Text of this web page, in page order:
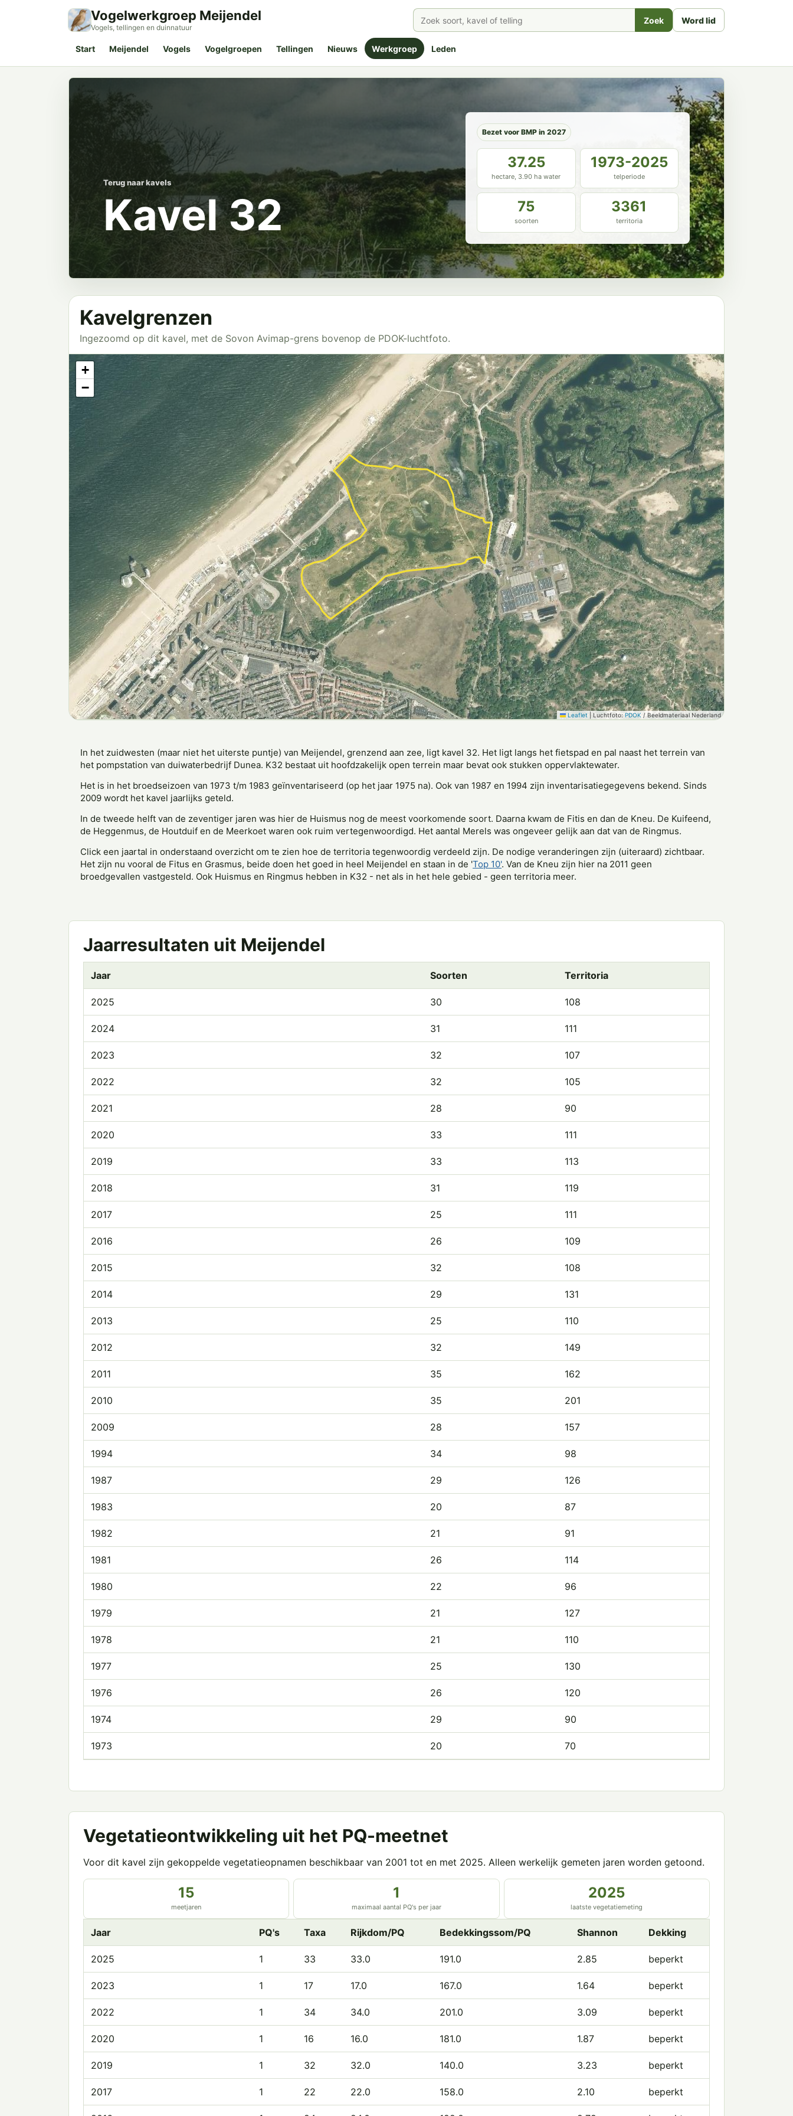
Vogelwerkgroep Meijendel
Vogels, tellingen en duinnatuur
Zoek Word lid
Start Meijendel Vogels Vogelgroepen Tellingen Nieuws Werkgroep Leden
Terug naar kavels
Kavel 32
Bezet voor BMP in 2027
37.25
hectare, 3.90 ha water
1973-2025
telperiode
75
soorten
3361
territoria
Kavelgrenzen
Ingezoomd op dit kavel, met de Sovon Avimap-grens bovenop de PDOK-luchtfoto.
+
−
Leaflet Luchtfoto: PDOK / Beeldmateriaal Nederland
In het zuidwesten (maar niet het uiterste puntje) van Meijendel, grenzend aan zee, ligt kavel 32. Het ligt langs het fietspad en pal naast het terrein van
het pompstation van duiwaterbedrijf Dunea. K32 bestaat uit hoofdzakelijk open terrein maar bevat ook stukken oppervlaktewater.
Het is in het broedseizoen van 1973 t/m 1983 geïnventariseerd (op het jaar 1975 na). Ook van 1987 en 1994 zijn inventarisatiegegevens bekend. Sinds
2009 wordt het kavel jaarlijks geteld.
In de tweede helft van de zeventiger jaren was hier de Huismus nog de meest voorkomende soort. Daarna kwam de Fitis en dan de Kneu. De Kuifeend,
de Heggenmus, de Houtduif en de Meerkoet waren ook ruim vertegenwoordigd. Het aantal Merels was ongeveer gelijk aan dat van de Ringmus.
Click een jaartal in onderstaand overzicht om te zien hoe de territoria tegenwoordig verdeeld zijn. De nodige veranderingen zijn (uiteraard) zichtbaar.
Het zijn nu vooral de Fitus en Grasmus, beide doen het goed in heel Meijendel en staan in de 'Top 10'. Van de Kneu zijn hier na 2011 geen
broedgevallen vastgesteld. Ook Huismus en Ringmus hebben in K32 - net als in het hele gebied - geen territoria meer.
Jaarresultaten uit Meijendel
Jaar Soorten Territoria
2025 30 108
2024 31 111
2023 32 107
2022 32 105
2021 28 90
2020 33 111
2019 33 113
2018 31 119
2017 25 111
2016 26 109
2015 32 108
2014 29 131
2013 25 110
2012 32 149
2011 35 162
2010 35 201
2009 28 157
1994 34 98
1987 29 126
1983 20 87
1982 21 91
1981 26 114
1980 22 96
1979 21 127
1978 21 110
1977 25 130
1976 26 120
1974 29 90
1973 20 70
Vegetatieontwikkeling uit het PQ-meetnet
Voor dit kavel zijn gekoppelde vegetatieopnamen beschikbaar van 2001 tot en met 2025. Alleen werkelijk gemeten jaren worden getoond.
15
meetjaren
1
maximaal aantal PQ's per jaar
2025
laatste vegetatiemeting
Jaar PQ's Taxa Rijkdom/PQ Bedekkingssom/PQ Shannon Dekking
2025 1 33 33.0 191.0 2.85 beperkt
2023 1 17 17.0 167.0 1.64 beperkt
2022 1 34 34.0 201.0 3.09 beperkt
2020 1 16 16.0 181.0 1.87 beperkt
2019 1 32 32.0 140.0 3.23 beperkt
2017 1 22 22.0 158.0 2.10 beperkt